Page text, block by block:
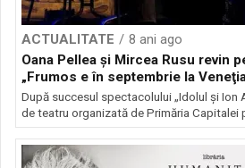
ACTUALITATE
8 ani ago
Oana Pellea şi Mircea Rusu revin
„Frumos e în septembrie la
După succesul spectacolului „Idolul și Ion
de teatru organizată de Primăria Capitalei